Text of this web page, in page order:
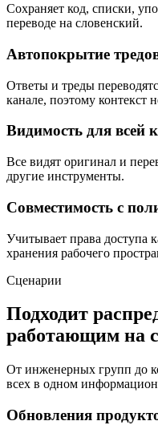
Сохраняет код, списки,
переводе на словенский.
Автопокрытие
Ответы и треды
канале, поэтому контекст
Видимость для всей
Все видят оригинал и
другие инструменты.
Совместимость с
Учитывает права доступа
хранения рабочего
Сценарии
Подходит
работающим на
От инженерных групп до
всех в одном
Обновления